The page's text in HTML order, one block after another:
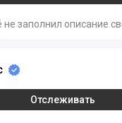
заполнил описание
Отслеживать